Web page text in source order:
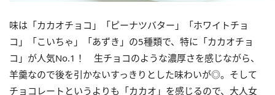
味は「カカオチョコ」「ピーナツバター」「ホワイトチョ
コ」「こいちゃ」「あずき」の5種類で、特に「カカオチョ
コ」が人気No.1！ 生チョコのような濃厚さを感じながら、
羊羹なので後を引かないすっきりとした味わいが◎。そして
チョコレートというよりも「カカオ」を感じるので、大人女